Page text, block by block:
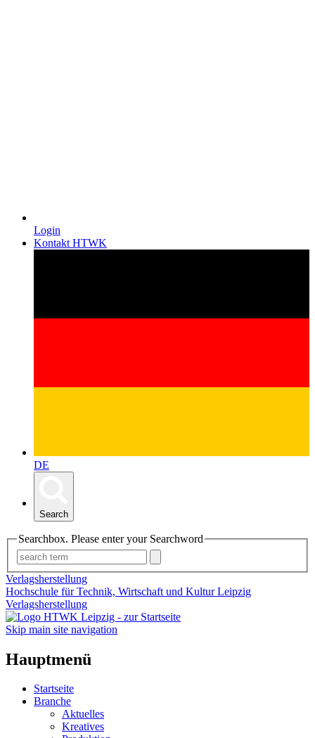
Login
Kontakt HTWK
DE
Search
Searchbox. Please enter your Searchword
Verlagsherstellung
Hochschule für Technik, Wirtschaft und Kultur Leipzig
Verlagsherstellung
Skip main site navigation
Hauptmenü
Startseite
Branche
Aktuelles
Kreatives